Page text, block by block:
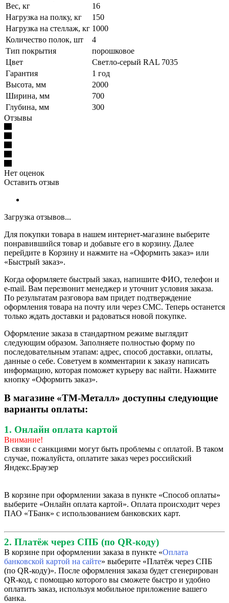
Вес, кг
16
Нагрузка на полку, кг
150
Нагрузка на стеллаж, кг 1000
Количество полок, шт
4
Тип покрытия
порошковое
Цвет
Светло-серый RAL 7035
Гарантия
1 год
Высота, мм
2000
Ширина, мм
700
Глубина, мм
300
Отзывы
Нет оценок
Оставить отзыв
Загрузка отзывов...
Для покупки товара в нашем интернет-магазине выберите
понравившийся товар и добавьте его в корзину. Далее
перейдите в Корзину и нажмите на «Оформить заказ» или
«Быстрый заказ».
Когда оформляете быстрый заказ, напишите ФИО, телефон и
e-mail. Вам перезвонит менеджер и уточнит условия заказа.
По результатам разговора вам придет подтверждение
оформления товара на почту или через СМС. Теперь останется
только ждать доставки и радоваться новой покупке.
Оформление заказа в стандартном режиме выглядит
следующим образом. Заполняете полностью форму по
последовательным этапам: адрес, способ доставки, оплаты,
данные о себе. Советуем в комментарии к заказу написать
информацию, которая поможет курьеру вас найти. Нажмите
кнопку «Оформить заказ».
В магазине «ТМ-Металл» доступны следующие
варианты оплаты:
1. Онлайн оплата картой
Внимание!
В связи с санкциями могут быть проблемы с оплатой. В таком
случае, пожалуйста, оплатите заказ через российский
Яндекс.Браузер
В корзине при оформлении заказа в пункте «Способ оплаты»
выберите «Онлайн оплата картой». Оплата происходит через
ПАО «ТБанк» с использованием банковских карт.
2. Платёж через СПБ (по QR-коду)
В корзине при оформлении заказа в пункте «Оплата
банковской картой на сайте» выберите «Платёж через СПБ
(по QR-коду)». После оформления заказа будет сгенерирован
QR-код, с помощью которого вы сможете быстро и удобно
оплатить заказ, используя мобильное приложение вашего
банка.